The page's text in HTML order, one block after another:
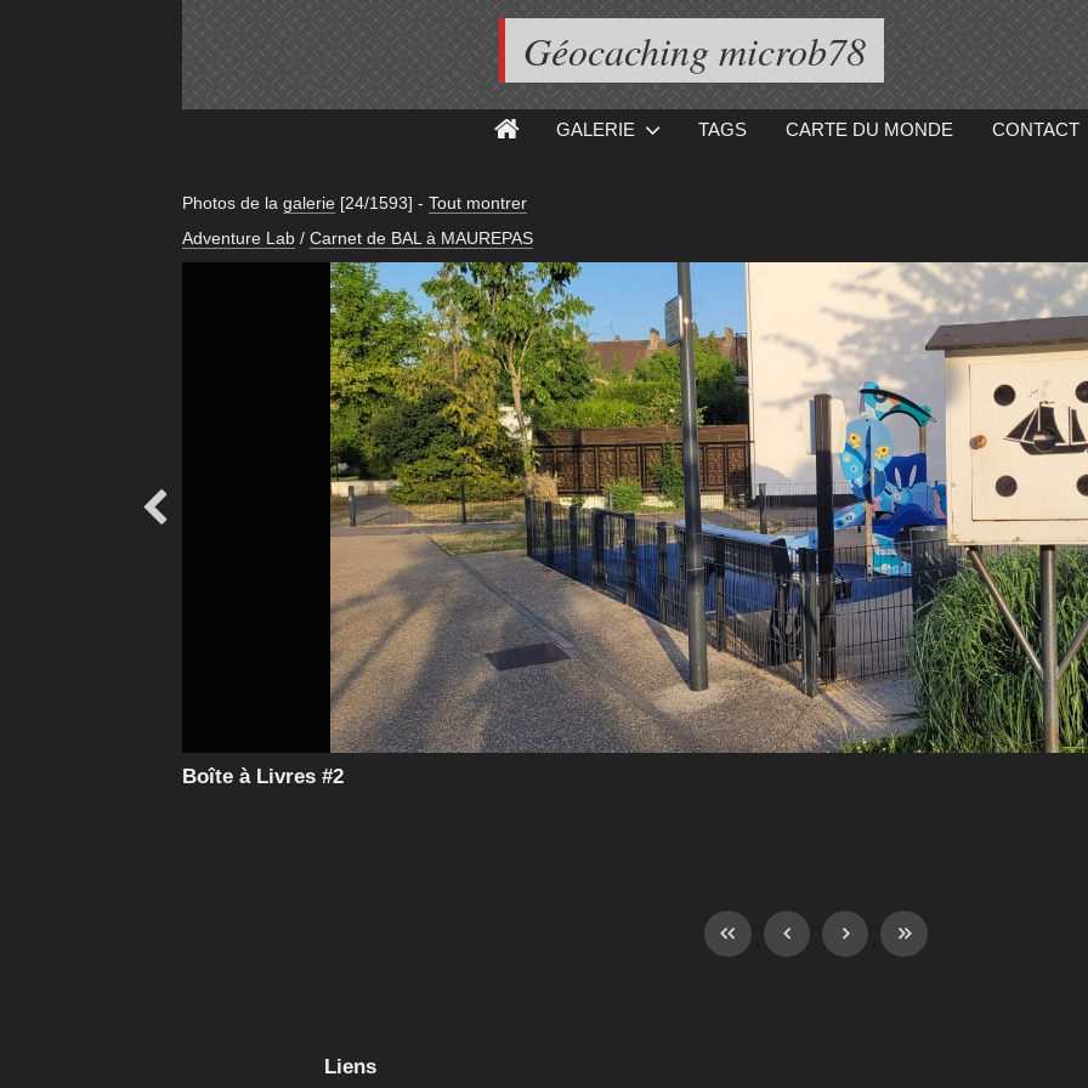
Géocaching microb78
GALERIE TAGS CARTE DU MONDE CONTACT
Photos de la galerie [24/1593] - Tout montrer
Adventure Lab / Carnet de BAL à MAUREPAS

Boîte à Livres #2
Liens